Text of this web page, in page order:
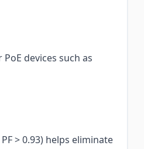
devices such as
> 0.93) helps eliminate